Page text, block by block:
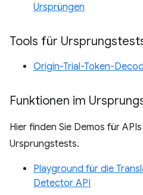
Ursprüngen
Tools für
Origin-Trial-Token-
Funktionen im
Hier finden Sie Demos für
Ursprungstests.
Playground für die
Detector API